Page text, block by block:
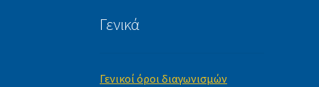
Γενικά
Γενικοί όροι διαγωνισμών